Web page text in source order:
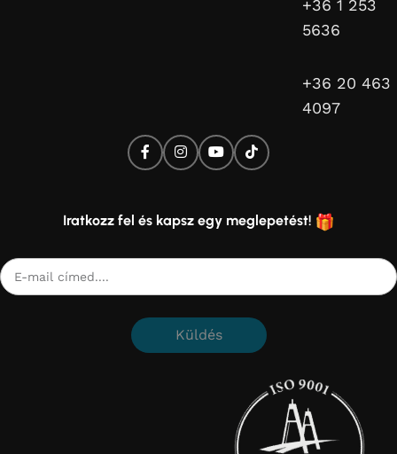
+36 1 253
5636
+36 20 463
4097
Iratkozz fel és kapsz egy meglepetést!
Küldés